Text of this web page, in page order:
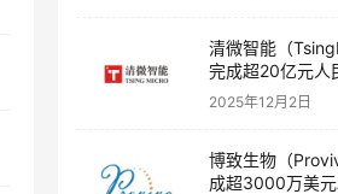
清微智能（
完成超20亿元人
融资
2025年12月2日
博致生物（
成超3000万美元